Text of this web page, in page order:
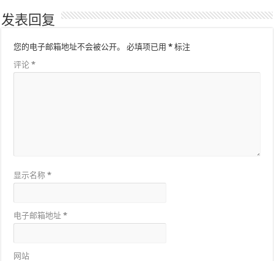
发表回复
您的电子邮箱地址不会被公开。 必填项已用* 标注
评论*
显示名称*
电子邮箱地址*
网站